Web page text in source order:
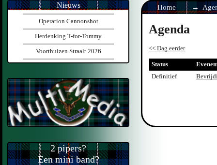
Home
Agenda
<< Dag eerder
Status
Definitief
Nieuws
Operation Cannonshot
Herdenking T-for-Tommy
Voorthuizen Straalt 2026
2 pipers?
Een mini band?